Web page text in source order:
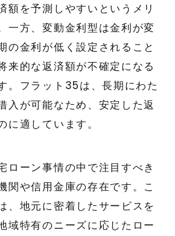
額を予測しやすいというメリ
一方、変動金利型は金利が変
の金利が低く設定されること
来的な返済額が不確定になる
。フラット35は、長期にわた
入が可能なため、安定した返
に適しています。
ローン事情の中で注目すべき
関や信用金庫の存在です。こ
、地元に密着したサービスを
域特有のニーズに応じたロー